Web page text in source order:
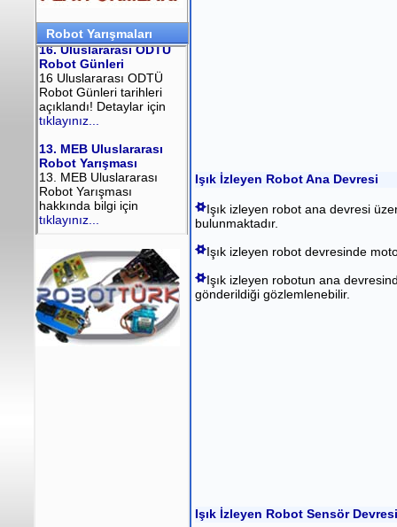
Robot Yarışmaları
Işık İzleyen Robot Ana Devresi
Işık izleyen robot ana devresi
bulunmaktadır.
Işık izleyen robot devresinde
Işık izleyen robotun ana
gönderildiği gözlemlenebilir.
Işık İzleyen Robot Sensör Devresi